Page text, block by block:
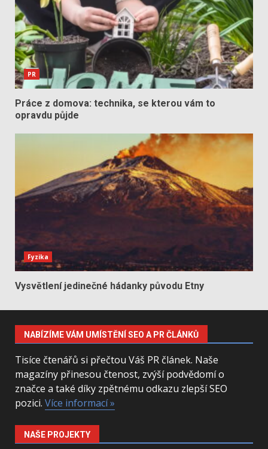
PR
Práce z domova: technika, se kterou vám to
opravdu půjde
Fyzika
Vysvětlení jedinečné hádanky původu Etny
NABÍZÍME VÁM UMÍSTĚNÍ SEO A PR ČLÁNKŮ
Tisíce čtenářů si přečtou Váš PR článek. Naše
magazíny přinesou čtenost, zvýší podvědomí o
značce a také díky zpětnému odkazu zlepší SEO
pozici. Více informací »
NAŠE PROJEKTY